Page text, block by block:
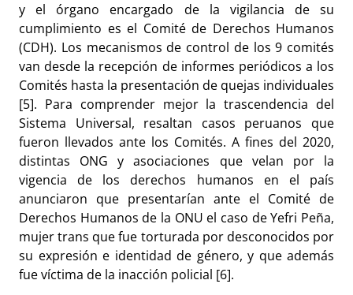
y el órgano encargado de la vigilancia de su
cumplimiento es el Comité de Derechos Humanos
(CDH). Los mecanismos de control de los 9 comités
van desde la recepción de informes periódicos a los
Comités hasta la presentación de quejas individuales
[5]. Para comprender mejor la trascendencia del
Sistema Universal, resaltan casos peruanos que
fueron llevados ante los Comités. A fines del 2020,
distintas ONG y asociaciones que velan por la
vigencia de los derechos humanos en el país
anunciaron que presentarían ante el Comité de
Derechos Humanos de la ONU el caso de Yefri Peña,
mujer trans que fue torturada por desconocidos por
su expresión e identidad de género, y que además
fue víctima de la inacción policial [6].